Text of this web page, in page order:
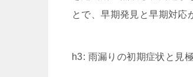
とで、早期発見と早期対応
h3: 雨漏りの初期症状と見